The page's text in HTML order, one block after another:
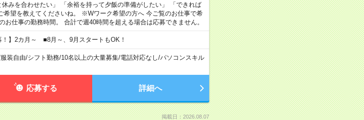
みを合わせたい」 「余裕を持って夕飯の準備がしたい」 「できれば
希望を教えてくださいね。 ※Wワーク希望の方へ 今ご覧のお仕事で希
お仕事の勤務時間。 合計で週40時間を超える場合は応募できません。
！】2カ月～ ■8月～、9月スタートもOK！
服装自由/シフト勤務/10名以上の大量募集/電話対応なし/パソコンスキル
応募する 詳細へ
掲載日：2026.08.07